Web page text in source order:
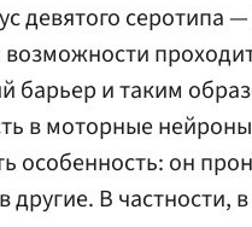
девятого серотипа
барьер и таким
в моторные
особенность: он
другие. В частности,